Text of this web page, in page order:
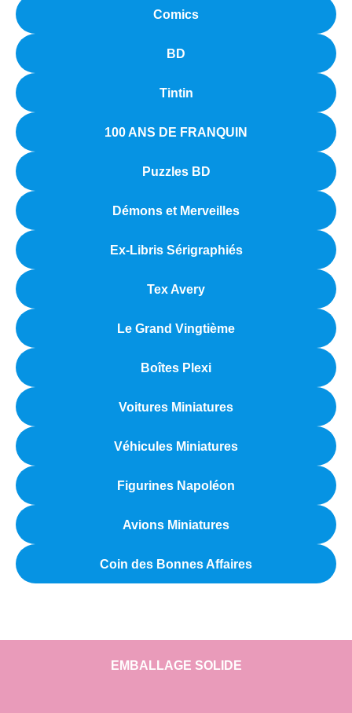
Comics
BD
Tintin
100 ANS DE FRANQUIN
Puzzles BD
Démons et Merveilles
Ex-Libris Sérigraphiés
Tex Avery
Le Grand Vingtième
Boîtes Plexi
Voitures Miniatures
Véhicules Miniatures
Figurines Napoléon
Avions Miniatures
Coin des Bonnes Affaires
EMBALLAGE SOLIDE